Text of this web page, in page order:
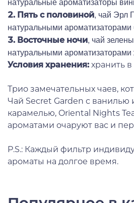
2. Пять с половиной, чай Эрл
натуральными
3. Восточные ночи, чай
натуральными
Условия хранения: хранить
Трио замечательных чаев,
Чай Secret Garden с ванилью
карамелью, Oriental Nights
ароматами очаруют вас и
P.S.: Каждый фильтр
ароматы на долгое время.